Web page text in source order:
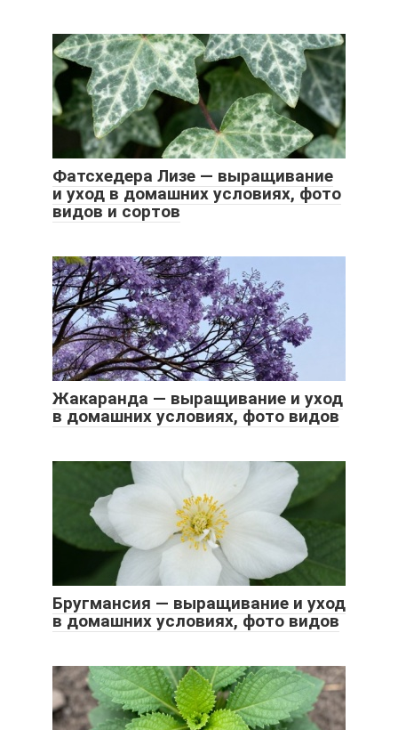
Фатсхедера Лизе — выращивание
и уход в домашних условиях, фото
видов и сортов
Жакаранда — выращивание и уход
в домашних условиях, фото видов
Бругмансия — выращивание и уход
в домашних условиях, фото видов